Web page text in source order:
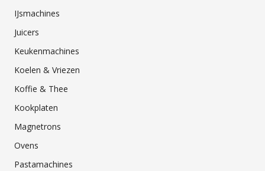
IJsmachines
Juicers
Keukenmachines
Koelen & Vriezen
Koffie & Thee
Kookplaten
Magnetrons
Ovens
Pastamachines